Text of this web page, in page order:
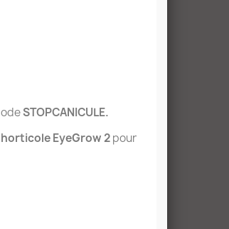
LED par
coup d'œil les
pour trouver la
STOPCANICULE.
EyeGrow 2pour